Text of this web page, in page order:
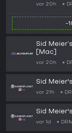
vor 20h
-
Sid
[Mac]
vor 20h
Sid
vor 21h
Sid
vor 1d